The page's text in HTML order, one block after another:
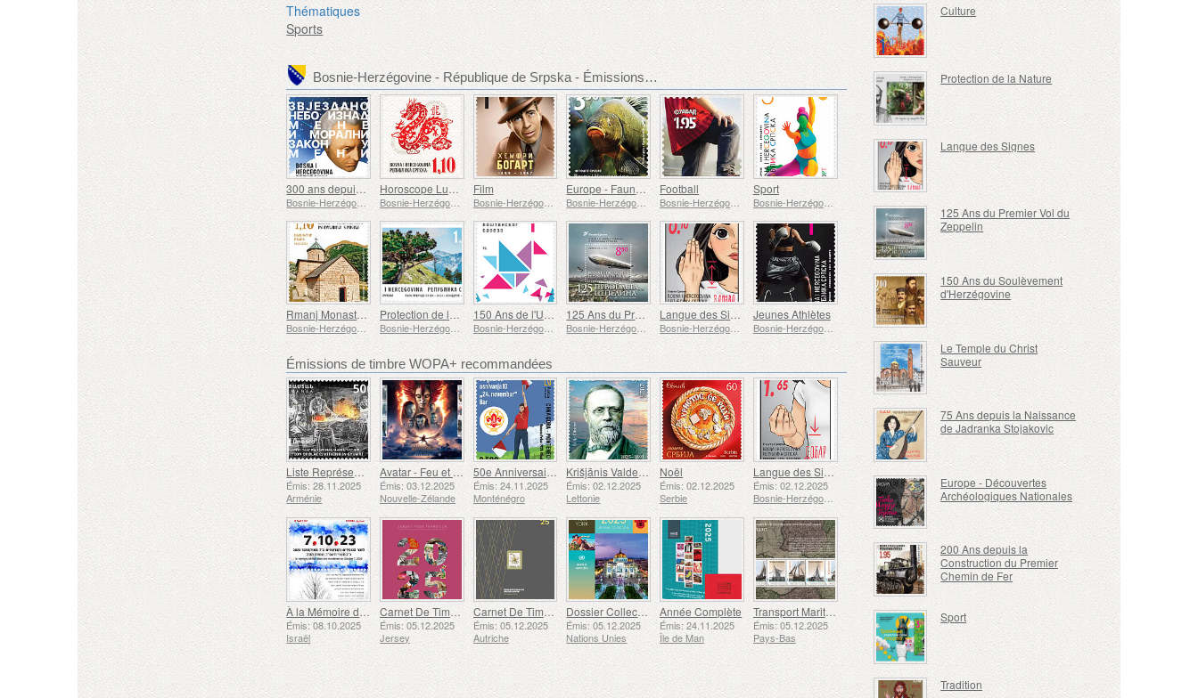
Thématiques
Sports
Bosnie-Herzégovine - République de Srpska - Émissions de timbre recommandées
300 ans depuis la naissance d'Emmanuel Kant Horoscope Lunaire - Année du Dragon Film
Bosnie-Herzégovine - République de Srpska
Europe - Faune et Flore Sous-Marines Football Sport
Bosnie-Herzégovine - République de Srpska
Rmanj Monastery
Bosnie-Herzégovine - République de Srpska
Protection de la Nature
Bosnie-Herzégovine - République de Srpska
150 Ans de l'UPU
Bosnie-Herzégovine - République de Srpska
125 Ans du Premier Vol du Zeppelin
Bosnie-Herzégovine - République de Srpska
Langue des Signes
Bosnie-Herzégovine - République de Srpska
Jeunes Athlètes
Bosnie-Herzégovine - République de Srpska
Émissions de timbre WOPA+ recommandées
Liste Représentative du Patrimoine Culturel Immatériel de l'humanité de l'UNESCO - Tradition de la Forge à Gyumri
Émis: 28.11.2025
Arménie
Avatar - Feu et Cendres
Émis: 03.12.2025
Nouvelle-Zélande
50e Anniversaire de la Fondation du Bar Scout du 24 Novembre
Émis: 24.11.2025
Monténégro
Krišjānis Valdemārs
Émis: 02.12.2025
Lettonie
Noël
Émis: 02.12.2025
Serbie
Langue des Signes - Bien
Émis: 02.12.2025
Bosnie-Herzégovine - République de Srpska
À la Mémoire des Morts et des Assassinés le 7 Octobre 2023
Émis: 08.10.2025
Israël
Carnet De Timbres
Émis: 05.12.2025
Jersey
Carnet De Timbres
Émis: 05.12.2025
Autriche
Dossier Collection Annuelle (New York)
Émis: 05.12.2025
Nations Unies
Année Complète
Émis: 24.11.2025
Île de Man
Transport Maritime aux XVIIe et XVIIIe Siècles – Transport de Tourbe
Émis: 05.12.2025
Pays-Bas
Culture
Protection de la Nature
Langue des Signes
125 Ans du Premier Vol du
Zeppelin
150 Ans du Soulèvement
d'Herzégovine
Le Temple du Christ
Sauveur
75 Ans depuis la Naissance
de Jadranka Stojakovic
Europe - Découvertes
Archéologiques Nationales
200 Ans depuis la
Construction du Premier
Chemin de Fer
Sport
Tradition